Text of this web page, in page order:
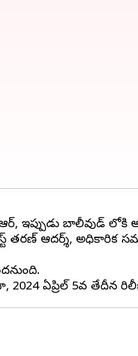
ఇప్పుడు బాలీవుడ్ లోకి
తరణ్ ఆదర్శ్, అధికారిక